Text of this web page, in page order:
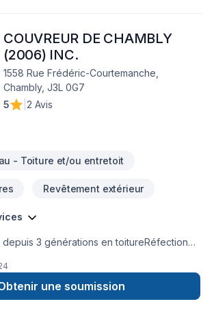
COUVREUR DE CHAMBLY
(2006) INC.
1558 Rue Frédéric-Courtemanche,
Chambly, J3L 0G7
5
2 Avis
- Toiture et/ou entretoit
Revêtement extérieur
depuis 3 générations en toitureRéfection
et toiture métalliqueFerblanterie et
une soumission